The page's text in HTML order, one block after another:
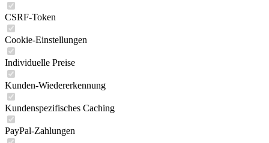
CSRF-Token
Cookie-Einstellungen
Individuelle Preise
Kunden-Wiedererkennung
Kundenspezifisches Caching
PayPal-Zahlungen